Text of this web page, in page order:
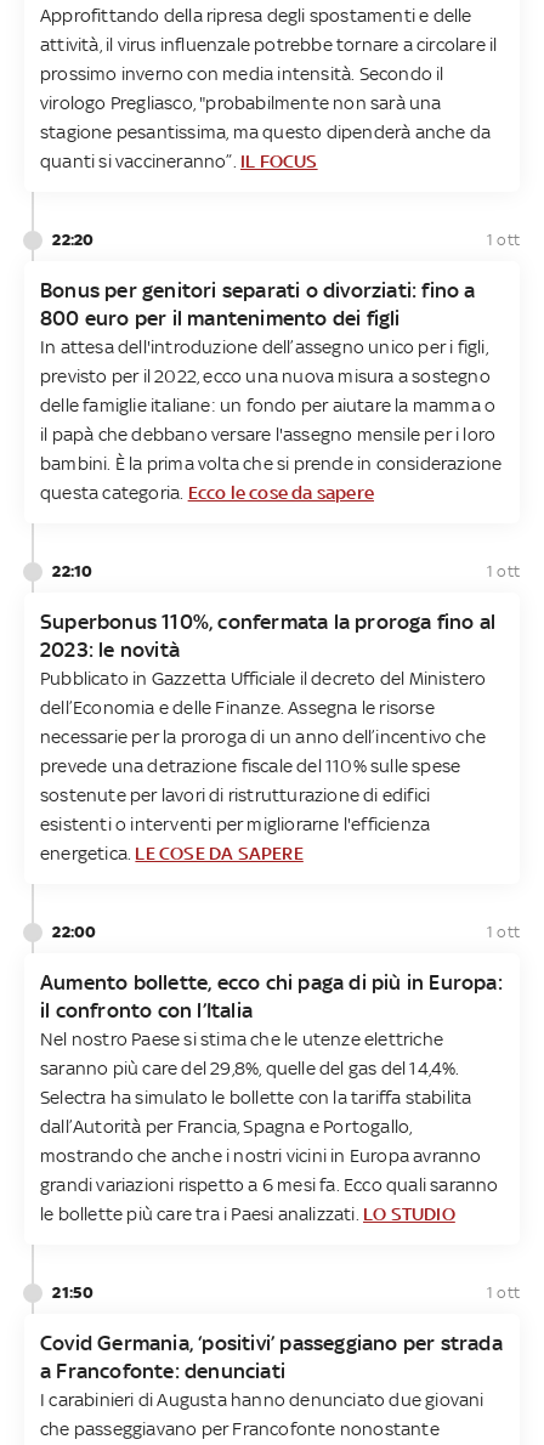
Approfittando della ripresa degli spostamenti e delle
attività, il virus influenzale potrebbe tornare a circolare il
prossimo inverno con media intensità. Secondo il
virologo Pregliasco, "probabilmente non sarà una
stagione pesantissima, ma questo dipenderà anche da
quanti si vaccineranno”. IL FOCUS
22:20 1 ott
Bonus per genitori separati o divorziati: fino a
800 euro per il mantenimento dei figli
In attesa dell'introduzione dell’assegno unico per i figli,
previsto per il 2022, ecco una nuova misura a sostegno
delle famiglie italiane: un fondo per aiutare la mamma o
il papà che debbano versare l'assegno mensile per i loro
bambini. È la prima volta che si prende in considerazione
questa categoria. Ecco le cose da sapere
22:10 1 ott
Superbonus 110%, confermata la proroga fino al
2023: le novità
Pubblicato in Gazzetta Ufficiale il decreto del Ministero
dell’Economia e delle Finanze. Assegna le risorse
necessarie per la proroga di un anno dell’incentivo che
prevede una detrazione fiscale del 110% sulle spese
sostenute per lavori di ristrutturazione di edifici
esistenti o interventi per migliorarne l'efficienza
energetica. LE COSE DA SAPERE
22:00 1 ott
Aumento bollette, ecco chi paga di più in Europa:
il confronto con l’Italia
Nel nostro Paese si stima che le utenze elettriche
saranno più care del 29,8%, quelle del gas del 14,4%.
Selectra ha simulato le bollette con la tariffa stabilita
dall’Autorità per Francia, Spagna e Portogallo,
mostrando che anche i nostri vicini in Europa avranno
grandi variazioni rispetto a 6 mesi fa. Ecco quali saranno
le bollette più care tra i Paesi analizzati. LO STUDIO
21:50 1 ott
Covid Germania, ‘positivi’ passeggiano per strada
a Francofonte: denunciati
I carabinieri di Augusta hanno denunciato due giovani
che passeggiavano per Francofonte nonostante